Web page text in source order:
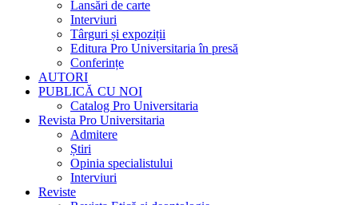
Lansări de carte
Interviuri
Târguri și expoziții
Editura Pro Universitaria în presă
Conferințe
AUTORI
PUBLICĂ CU NOI
Catalog Pro Universitaria
Revista Pro Universitaria
Admitere
Știri
Opinia specialistului
Interviuri
Reviste